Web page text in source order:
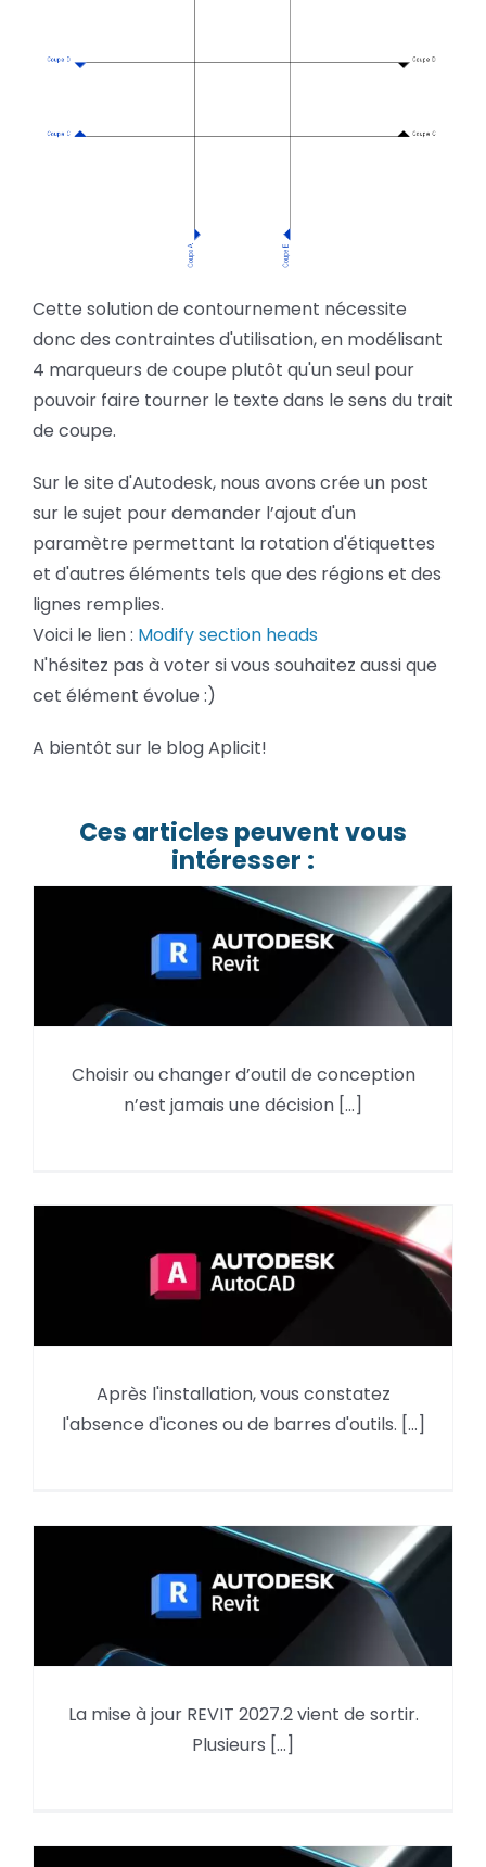
Cette solution de contournement nécessite
donc des contraintes d'utilisation, en modélisant
4 marqueurs de coupe plutôt qu'un seul pour
pouvoir faire tourner le texte dans le sens du trait
de coupe.
Sur le site d'Autodesk, nous avons crée un post
sur le sujet pour demander l’ajout d'un
paramètre permettant la rotation d'étiquettes
et d'autres éléments tels que des régions et des
lignes remplies.
Voici le lien : Modify section heads
N'hésitez pas à voter si vous souhaitez aussi que
cet élément évolue :)
A bientôt sur le blog Aplicit!
Ces articles peuvent vous
intéresser :
Pourquoi utiliser Autodesk Revit
en 2026 ?
Choisir ou changer d’outil de conception
n’est jamais une décision [...]
AutoCAD : reprendre des
éléments du menu d’une
Après l'installation, vous constatez
l'absence d'icones ou de barres d'outils. [...]
Mise à jour REVIT 2027.2
La mise à jour REVIT 2027.2 vient de sortir.
Plusieurs [...]